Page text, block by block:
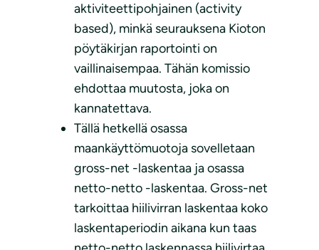
aktiviteettipohjainen (activity
based), minkä seurauksena Kioton
pöytäkirjan raportointi on
vaillinaisempaa. Tähän komissio
ehdottaa muutosta, joka on
kannatettava.
Tällä hetkellä osassa
maankäyttömuotoja sovelletaan
gross-net -laskentaa ja osassa
netto-netto -laskentaa. Gross-net
tarkoittaa hiilivirran laskentaa koko
laskentaperiodin aikana kun taas